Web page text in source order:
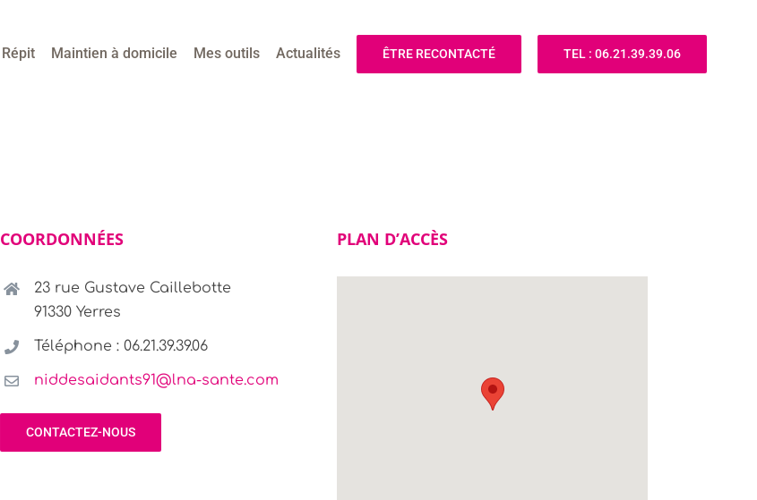
Répit Maintien à domicile Mes outils Actualités ÊTRE RECONTACTÉ TEL : 06.21.39.39.06
COORDONNÉES
23 rue Gustave Caillebotte
91330 Yerres
Téléphone : 06.21.39.39.06
niddesaidants91@lna-sante.com
CONTACTEZ-NOUS
PLAN D’ACCÈS